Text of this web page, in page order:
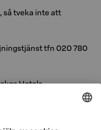
så tveka inte att
tfn 020 780
Hotels
000, mån–fre kl. 8.30–